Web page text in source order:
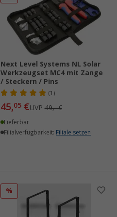
Next Level Systems NL Solar
Werkzeugset MC4 mit Zange
/ Steckern / Pins
(1)
45,05€UVP49,- €
Lieferbar
Filialverfügbarkeit: Filiale setzen
%